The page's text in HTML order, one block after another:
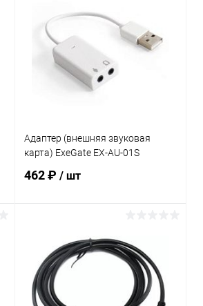
Купить в 1 клик К сравнению
В избранное В наличии
Адаптер (внешняя звуковая
карта) ExeGate EX-AU-01S
462 ₽/ шт
Купить в 1 клик К сравнению
В избранное В наличии